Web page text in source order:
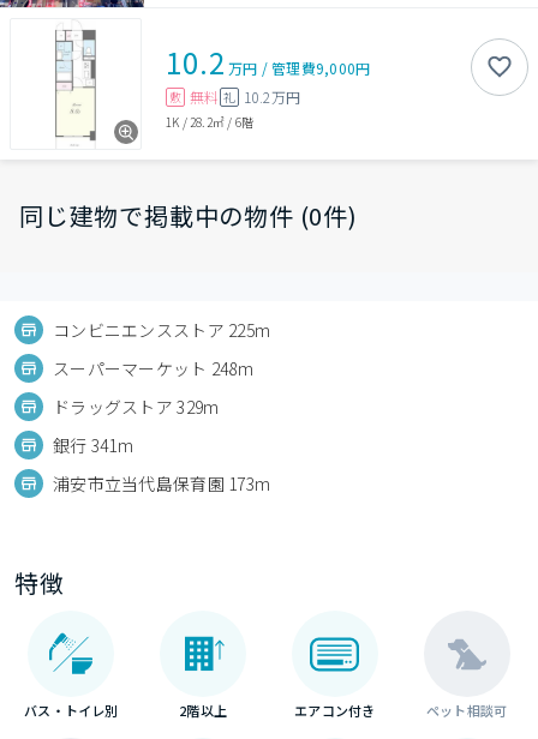
10.2 万円 /管理費9,000円
敷 無料 礼 10.2万円
1K / 28.2㎡ / 6階
同じ建物で掲載中の物件 (0件)
コンビニエンスストア 225m
スーパーマーケット 248m
ドラッグストア 329m
銀行 341m
浦安市立当代島保育園 173m
特徴
バス・トイレ別 2階以上 エアコン付き ペット相談可